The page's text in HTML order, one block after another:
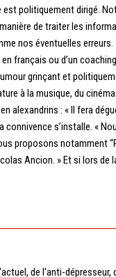
politiquement dirigé.
de traiter les
nos éventuelles erreurs.
français ou d’un
grinçant et
à la musique, du
alexandrins : « Il fera
connivence s’installe. «
proposons notamment
Ancion. » Et si lors de
de l'anti-